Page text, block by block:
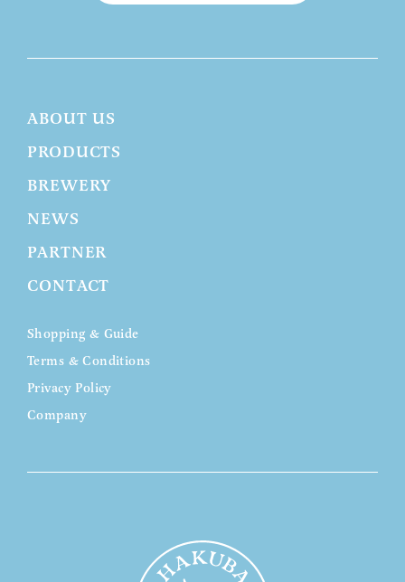
ABOUT US
PRODUCTS
BREWERY
NEWS
PARTNER
CONTACT
Shopping & Guide
Terms & Conditions
Privacy Policy
Company